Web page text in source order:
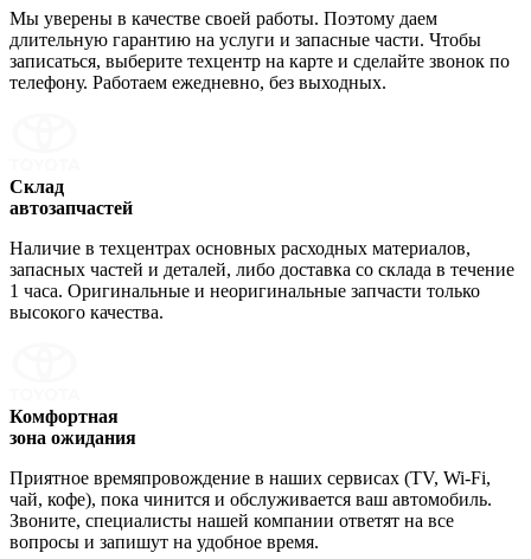
Мы уверены в качестве своей работы. Поэтому даем
длительную гарантию на услуги и запасные части. Чтобы
записаться, выберите техцентр на карте и сделайте звонок по
телефону. Работаем ежедневно, без выходных.
Склад
автозапчастей
Наличие в техцентрах основных расходных материалов,
запасных частей и деталей, либо доставка со склада в течение
1 часа. Оригинальные и неоригинальные запчасти только
высокого качества.
Комфортная
зона ожидания
Приятное времяпровождение в наших сервисах (TV, Wi-Fi,
чай, кофе), пока чинится и обслуживается ваш автомобиль.
Звоните, специалисты нашей компании ответят на все
вопросы и запишут на удобное время.